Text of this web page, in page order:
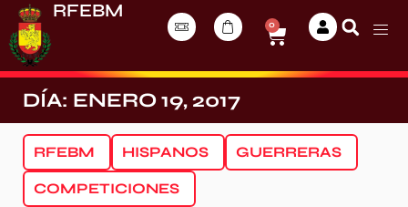
RFEBM
0
DÍA: ENERO 19, 2017
RFEBM HISPANOS GUERRERAS
COMPETICIONES